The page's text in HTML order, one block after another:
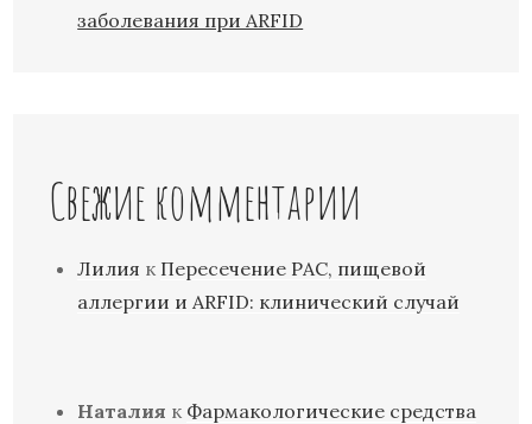
заболевания при ARFID
Свежие комментарии
Лилия к Пересечение РАС, пищевой
аллергии и ARFID: клинический случай
Наталия к Фармакологические средства